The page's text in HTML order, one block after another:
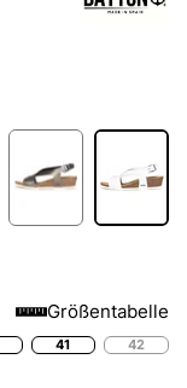
Größentabelle
41 42